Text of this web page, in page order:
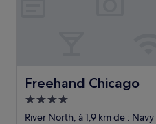
Freehand Chicago
Freehand Chicago
Hébergement
4.0 étoiles
River North, à 1,9 km de : Navy